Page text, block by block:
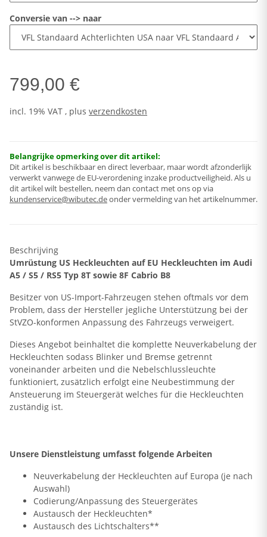
Conversie van --> naar
799,00 €
incl. 19% VAT , plus verzendkosten
Belangrijke opmerking over dit artikel:
Dit artikel is beschikbaar en direct leverbaar, maar wordt afzonderlijk
verwerkt vanwege de EU-verordening inzake productveiligheid. Als u
dit artikel wilt bestellen, neem dan contact met ons op via
kundenservice@wibutec.deonder vermelding van het artikelnummer.
Beschrijving
Umrüstung US Heckleuchten auf EU Heckleuchten im Audi
A5 / S5 / RS5 Typ 8T sowie 8F Cabrio B8
Besitzer von US-Import-Fahrzeugen stehen oftmals vor dem
Problem, dass der Hersteller jegliche Unterstützung bei der
StVZO-konformen Anpassung des Fahrzeugs verweigert.
Dieses Angebot beinhaltet die komplette Neuverkabelung der
Heckleuchten sodass Blinker und Bremse getrennt
voneinander arbeiten und die Nebelschlussleuchte
funktioniert, zusätzlich erfolgt eine Neubestimmung der
Ansteuerung im Steuergerät welches für die Heckleuchten
zuständig ist.
Unsere Dienstleistung umfasst folgende Arbeiten
Neuverkabelung der Heckleuchten auf Europa (je nach
Auswahl)
Codierung/Anpassung des Steuergerätes
Austausch der Heckleuchten*
Austausch des Lichtschalters**